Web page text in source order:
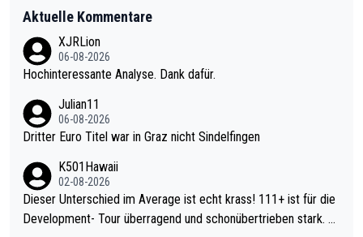
Aktuelle Kommentare
XJRLion
06-08-2026
Hochinteressante Analyse. Dank dafür.
Julian11
06-08-2026
Dritter Euro Titel war in Graz nicht Sindelfingen
K501Hawaii
02-08-2026
Dieser Unterschied im Average ist echt krass! 111+ ist für die
Development- Tour überragend und schonübertrieben stark. U